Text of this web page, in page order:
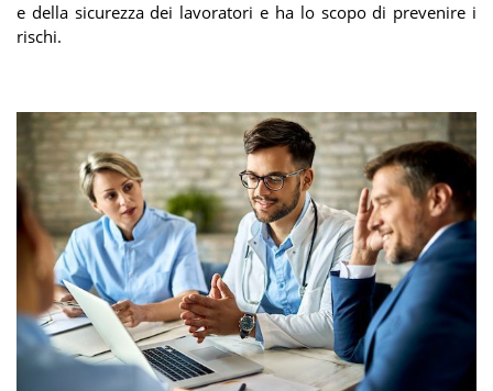
e della sicurezza dei lavoratori e ha lo scopo di prevenire i
rischi.